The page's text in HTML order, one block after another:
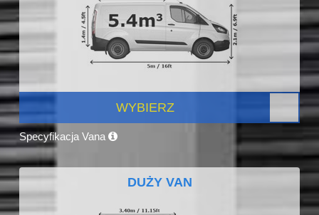
WYBIERZ
Specyfikacja Vana
DUŻY VAN